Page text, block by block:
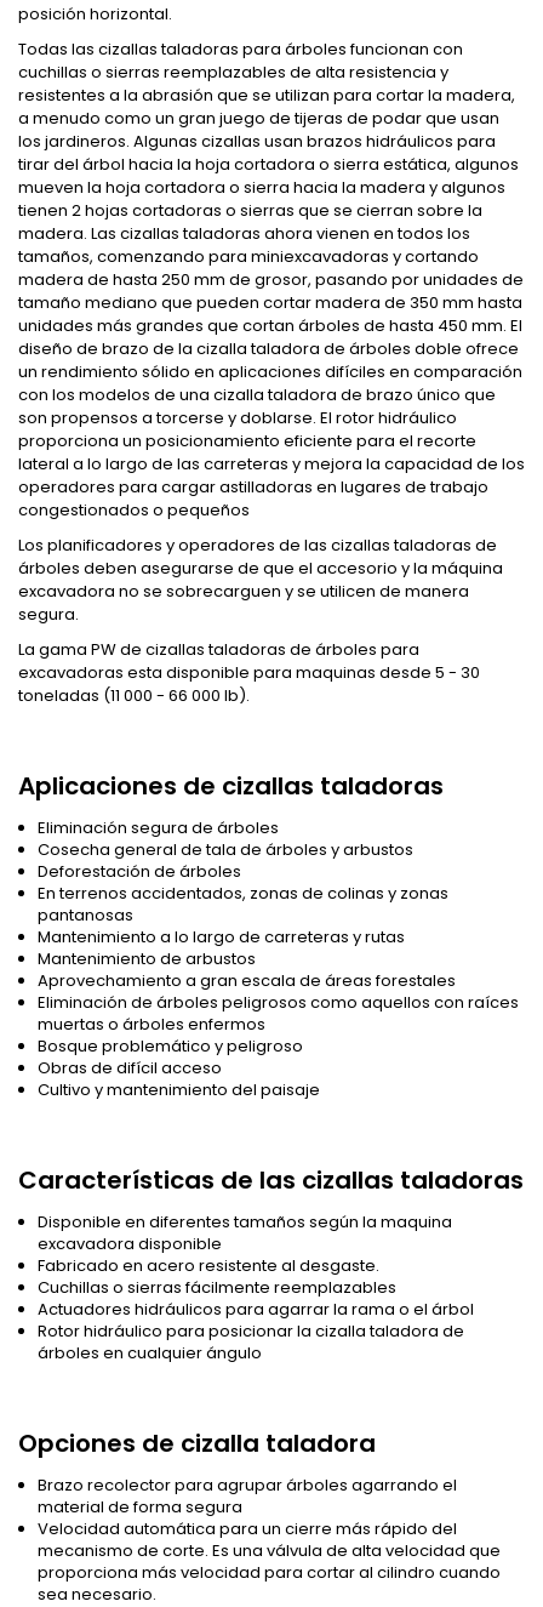
posición horizontal.
Todas las cizallas taladoras para árboles funcionan con
cuchillas o sierras reemplazables de alta resistencia y
resistentes a la abrasión que se utilizan para cortar la madera,
a menudo como un gran juego de tijeras de podar que usan
los jardineros. Algunas cizallas usan brazos hidráulicos para
tirar del árbol hacia la hoja cortadora o sierra estática, algunos
mueven la hoja cortadora o sierra hacia la madera y algunos
tienen 2 hojas cortadoras o sierras que se cierran sobre la
madera. Las cizallas taladoras ahora vienen en todos los
tamaños, comenzando para miniexcavadoras y cortando
madera de hasta 250 mm de grosor, pasando por unidades de
tamaño mediano que pueden cortar madera de 350 mm hasta
unidades más grandes que cortan árboles de hasta 450 mm. El
diseño de brazo de la cizalla taladora de árboles doble ofrece
un rendimiento sólido en aplicaciones difíciles en comparación
con los modelos de una cizalla taladora de brazo único que
son propensos a torcerse y doblarse. El rotor hidráulico
proporciona un posicionamiento eficiente para el recorte
lateral a lo largo de las carreteras y mejora la capacidad de los
operadores para cargar astilladoras en lugares de trabajo
congestionados o pequeños
Los planificadores y operadores de las cizallas taladoras de
árboles deben asegurarse de que el accesorio y la máquina
excavadora no se sobrecarguen y se utilicen de manera
segura.
La gama PW de cizallas taladoras de árboles para
excavadoras esta disponible para maquinas desde 5 - 30
toneladas (11 000 - 66 000 lb).
Aplicaciones de cizallas taladoras
Eliminación segura de árboles
Cosecha general de tala de árboles y arbustos
Deforestación de árboles
En terrenos accidentados, zonas de colinas y zonas
pantanosas
Mantenimiento a lo largo de carreteras y rutas
Mantenimiento de arbustos
Aprovechamiento a gran escala de áreas forestales
Eliminación de árboles peligrosos como aquellos con raíces
muertas o árboles enfermos
Bosque problemático y peligroso
Obras de difícil acceso
Cultivo y mantenimiento del paisaje
Características de las cizallas taladoras
Disponible en diferentes tamaños según la maquina
excavadora disponible
Fabricado en acero resistente al desgaste.
Cuchillas o sierras fácilmente reemplazables
Actuadores hidráulicos para agarrar la rama o el árbol
Rotor hidráulico para posicionar la cizalla taladora de
árboles en cualquier ángulo
Opciones de cizalla taladora
Brazo recolector para agrupar árboles agarrando el
material de forma segura
Velocidad automática para un cierre más rápido del
mecanismo de corte. Es una válvula de alta velocidad que
proporciona más velocidad para cortar al cilindro cuando
sea necesario.